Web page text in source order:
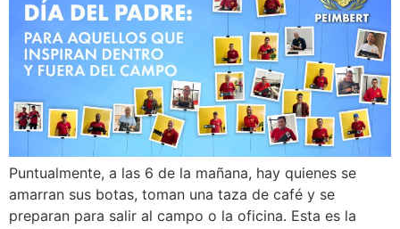
Puntualmente, a las 6 de la mañana, hay quienes se
amarran sus botas, toman una taza de café y se
preparan para salir al campo o la oficina. Esta es la